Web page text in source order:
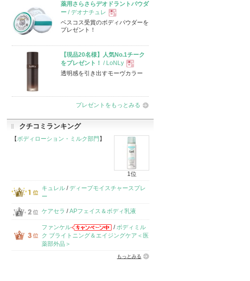
薬用さらさらデオドラントパウダ
ー / デオナチュレ
現
品
ベスコス受賞のボディパウダーを
プレゼント！
【現品20名様】人気No.1チーク
をプレゼント！
/ LoNLy
現
品
透明感を引き出すモーヴカラー
プレゼントをもっとみる
クチコミランキング
【ボディローション・ミルク部門 】
1位
キュレル /ディープモイスチャースプレ
ー
ケアセラ /APフェイス＆ボディ乳液
ファンケル /ボディミル
ク ブライトニング＆エイジングケア＜医
薬部外品＞
もっとみる